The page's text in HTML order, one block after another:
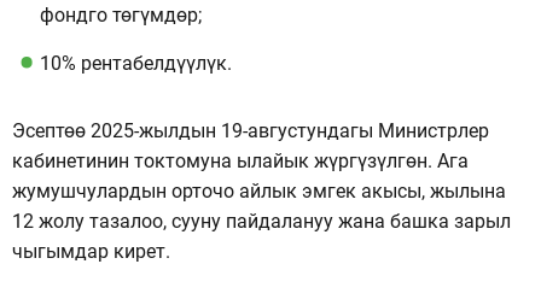
фондго төгүмдөр;
10% рентабелдүүлүк.
Эсептөө 2025-жылдын 19-августундагы Министрлер
кабинетинин токтомуна ылайык жүргүзүлгөн. Ага
жумушчулардын орточо айлык эмгек акысы, жылына
12 жолу тазалоо, сууну пайдалануу жана башка зарыл
чыгымдар кирет.